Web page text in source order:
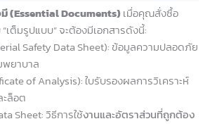
(Essential Documents) เมื่อคุณสั่งซื้อ
เต็มรูปแบบ” จะต้องมีเอกสารดังนี้:
Safety Data Sheet): ข้อมูลความปลอดภัย
พยาบาล
of Analysis): ใบรับรองผลการวิเคราะห์
ล็อต
Sheet: วิธีการใช้งานและอัตราส่วนที่ถูกต้อง